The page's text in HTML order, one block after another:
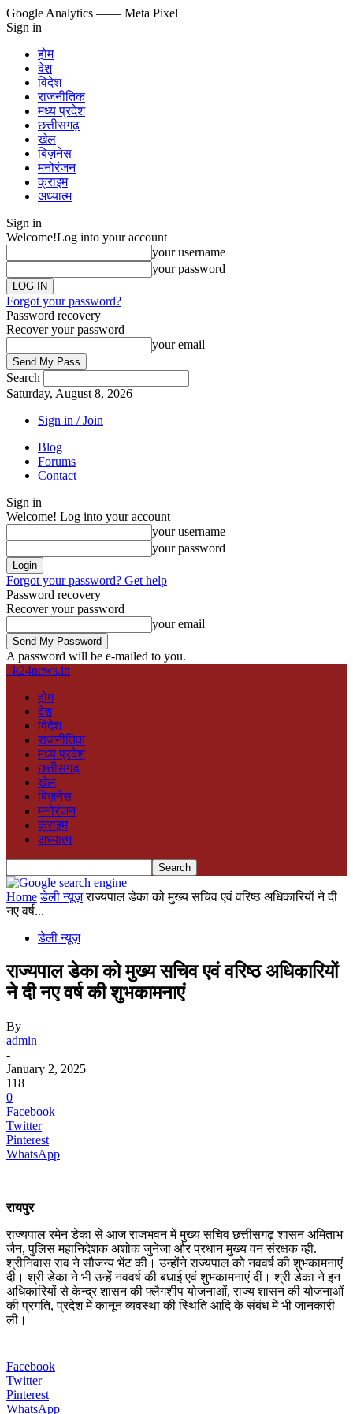
Google Analytics —— Meta Pixel
Sign in
होम
देश
विदेश
राजनीतिक
मध्य प्रदेश
छत्तीसगढ़
खेल
बिज़नेस
मनोरंजन
क्राइम
अध्यात्म
Sign in
Welcome!Log into your account
your username
your password
Forgot your password?
Password recovery
Recover your password
your email
Search
Saturday, August 8, 2026
Sign in / Join
Blog
Forums
Contact
Sign in
Welcome! Log into your account
your username
your password
Forgot your password? Get help
Password recovery
Recover your password
your email
A password will be e-mailed to you.
k24news.in
होम
देश
विदेश
राजनीतिक
मध्य प्रदेश
छत्तीसगढ़
खेल
बिज़नेस
मनोरंजन
क्राइम
अध्यात्म
Home डेली न्यूज़ राज्यपाल डेका को मुख्य सचिव एवं वरिष्ठ अधिकारियों ने दी
नए वर्ष...
डेली न्यूज़
राज्यपाल डेका को मुख्य सचिव एवं वरिष्ठ अधिकारियों
ने दी नए वर्ष की शुभकामनाएं
By
admin
-
January 2, 2025
118
0
Facebook
Twitter
Pinterest
WhatsApp
रायपुर
राज्यपाल रमेन डेका से आज राजभवन में मुख्य सचिव छत्तीसगढ़ शासन अमिताभ
जैन, पुलिस महानिदेशक अशोक जुनेजा और प्रधान मुख्य वन संरक्षक व्ही.
श्रीनिवास राव ने सौजन्य भेंट की। उन्होंने राज्यपाल को नववर्ष की शुभकामनाएं
दी। श्री डेका ने भी उन्हें नववर्ष की बधाई एवं शुभकामनाएं दीं। श्री डेका ने इन
अधिकारियों से केन्द्र शासन की फ्लैगशीप योजनाओं, राज्य शासन की योजनाओं
की प्रगति, प्रदेश में कानून व्यवस्था की स्थिति आदि के संबंध में भी जानकारी
ली।
Facebook
Twitter
Pinterest
WhatsApp